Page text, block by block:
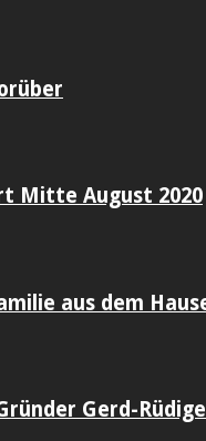
Mitte August 2020
aus dem
Gerd-